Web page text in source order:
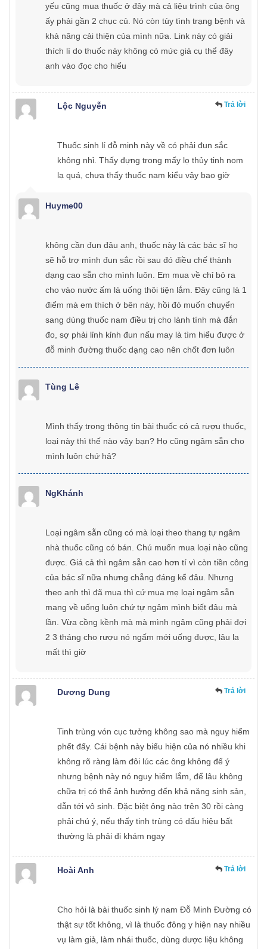
yếu cũng mua thuốc ở đây mà cả liệu trình của ông
ấy phải gần 2 chục củ. Nó còn tùy tình trạng bệnh và
khả năng cải thiện của mình nữa. Link này có giải
thích lí do thuốc này không có mức giá cụ thể đây
anh vào đọc cho hiểu
Lộc Nguyễn Trả lời
Thuốc sinh lí đỗ minh này về có phải đun sắc
không nhỉ. Thấy đựng trong mấy lọ thủy tinh nom
lạ quá, chưa thấy thuốc nam kiểu vậy bao giờ
Huyme00
không cần đun đâu anh, thuốc này là các bác sĩ họ
sẽ hỗ trợ mình đun sắc rồi sau đó điều chế thành
dạng cao sẵn cho mình luôn. Em mua về chỉ bỏ ra
cho vào nước ấm là uống thôi tiện lắm. Đây cũng là 1
điểm mà em thích ở bên này, hồi đó muốn chuyển
sang dùng thuốc nam điều trị cho lành tính mà đắn
đo, sợ phải lỉnh kỉnh đun nấu may là tìm hiểu được ở
đỗ minh đường thuốc dạng cao nên chốt đơn luôn
Tùng Lê
Mình thấy trong thông tin bài thuốc có cả rượu thuốc,
loại này thì thế nào vậy bạn? Họ cũng ngâm sẵn cho
mình luôn chứ hả?
NgKhánh
Loại ngâm sẵn cũng có mà loại theo thang tự ngâm
nhà thuốc cũng có bán. Chú muốn mua loại nào cũng
được. Giá cả thì ngâm sẵn cao hơn tí vì còn tiền công
của bác sĩ nữa nhưng chẳng đáng kể đâu. Nhưng
theo anh thì đã mua thì cứ mua mẹ loại ngâm sẵn
mang về uống luôn chứ tự ngâm mình biết đâu mà
lần. Vừa cồng kềnh mà mà mình ngâm cũng phải đợi
2 3 tháng cho rượu nó ngấm mới uống được, lâu la
mất thì giờ
Dương Dung Trả lời
Tinh trùng vón cục tưởng không sao mà nguy hiểm
phết đấy. Cái bệnh này biểu hiện của nó nhiều khi
không rõ ràng làm đôi lúc các ông không để ý
nhưng bệnh này nó nguy hiểm lắm, để lâu không
chữa trị có thể ảnh hưởng đến khả năng sinh sản,
dẫn tới vô sinh. Đặc biệt ông nào trên 30 rồi càng
phải chú ý, nếu thấy tinh trùng có dấu hiệu bất
thường là phải đi khám ngay
Hoài Anh Trả lời
Cho hỏi là bài thuốc sinh lý nam Đỗ Minh Đường có
thật sự tốt không, vì là thuốc đông y hiện nay nhiều
vụ làm giả, làm nhái thuốc, dùng dược liệu không